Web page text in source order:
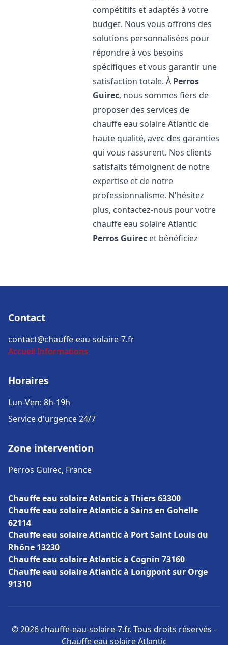
compétitifs et adaptés à votre
budget. Nous vous offrons des
solutions personnalisées pour
répondre à vos besoins
spécifiques et vous garantir une
satisfaction totale. À Perros
Guirec, nous sommes fiers de
proposer des services de
chauffe eau solaire Atlantic de
haute qualité, avec des garanties
qui vous rassurent. Nos clients
satisfaits témoignent de notre
expertise et de notre
professionnalisme. N'hésitez
plus, contactez-nous pour votre
chauffe eau solaire Atlantic
Perros Guirec et bénéficiez
Contact
contact@chauffe-eau-solaire-7.fr
Accueil Informations
Horaires
Lun-Ven: 8h-19h
Service d'urgence 24/7
Zone intervention
Perros Guirec, France
Chauffe eau solaire Atlantic à Thiers 63300
Chauffe eau solaire Atlantic à Sains en Gohelle
62114
Chauffe eau solaire Atlantic à Port Saint Louis du
Rhône 13230
Chauffe eau solaire Atlantic à Cognin 73160
Chauffe eau solaire Atlantic à Longpont sur Orge
91310
© 2026 chauffe-eau-solaire-7.fr. Tous droits réservés -
Chauffe eau solaire Atlantic